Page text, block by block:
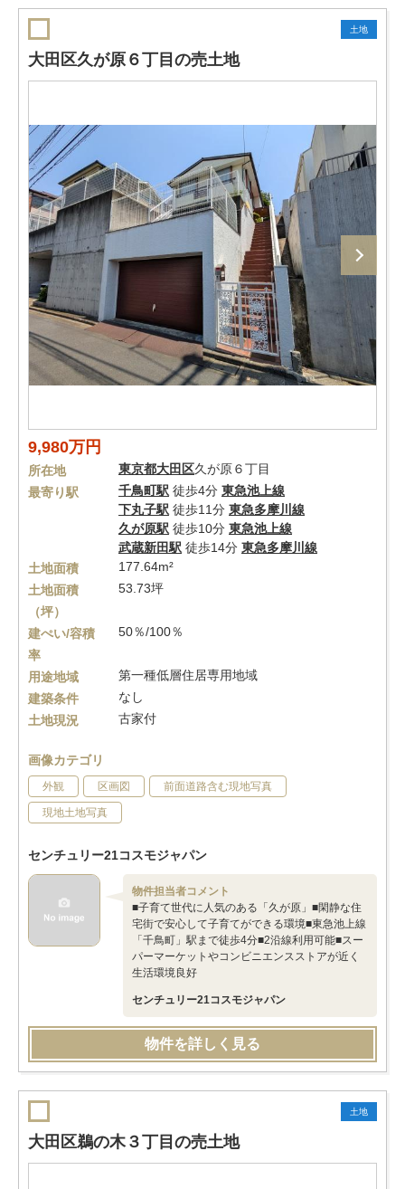
土地
大田区久が原６丁目の売土地
9,980万円
所在地 東京都大田区久が原６丁目
最寄り駅
千鳥町駅 徒歩4分 東急池上線
下丸子駅 徒歩11分 東急多摩川線
久が原駅 徒歩10分 東急池上線
武蔵新田駅 徒歩14分 東急多摩川線
土地面積
177.64m²
土地面積
（坪）
53.73坪
建ぺい/容積
率
50％/100％
用途地域
第一種低層住居専用地域
建築条件
なし
土地現況
古家付
画像カテゴリ
外観 区画図 前面道路含む現地写真
現地土地写真
センチュリー21コスモジャパン
物件担当者コメント
■子育て世代に人気のある「久が原」■閑静な住
宅街で安心して子育てができる環境■東急池上線
「千鳥町」駅まで徒歩4分■2沿線利用可能■スー
パーマーケットやコンビニエンスストアが近く
生活環境良好
センチュリー21コスモジャパン
物件を詳しく見る
土地
大田区鵜の木３丁目の売土地